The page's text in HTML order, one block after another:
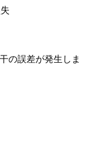
の誤差が発生しま